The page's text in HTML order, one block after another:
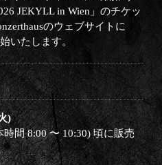
JEKYLL in Wien」のチケッ
のウェブサイトに
いたします。
)
間 8:00 〜 10:30) 頃に販売